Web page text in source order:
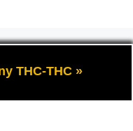
na temat uprawy
THC-THC »